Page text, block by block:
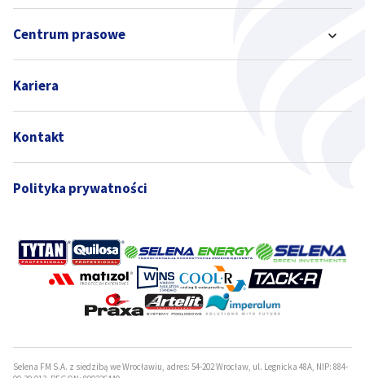
Centrum prasowe
Kariera
Kontakt
Polityka prywatności
Selena FM S.A. z siedzibą we Wrocławiu, adres: 54-202 Wrocław, ul. Legnicka 48A, NIP: 884-